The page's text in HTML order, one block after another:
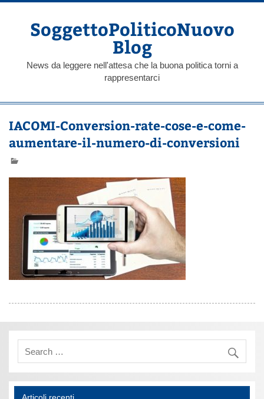
Skip
SoggettoPoliticoNuovo
Blog
News da leggere nell'attesa che la buona politica torni a
rappresentarci
IACOMI-Conversion-rate-cose-e-come-
aumentare-il-numero-di-conversioni